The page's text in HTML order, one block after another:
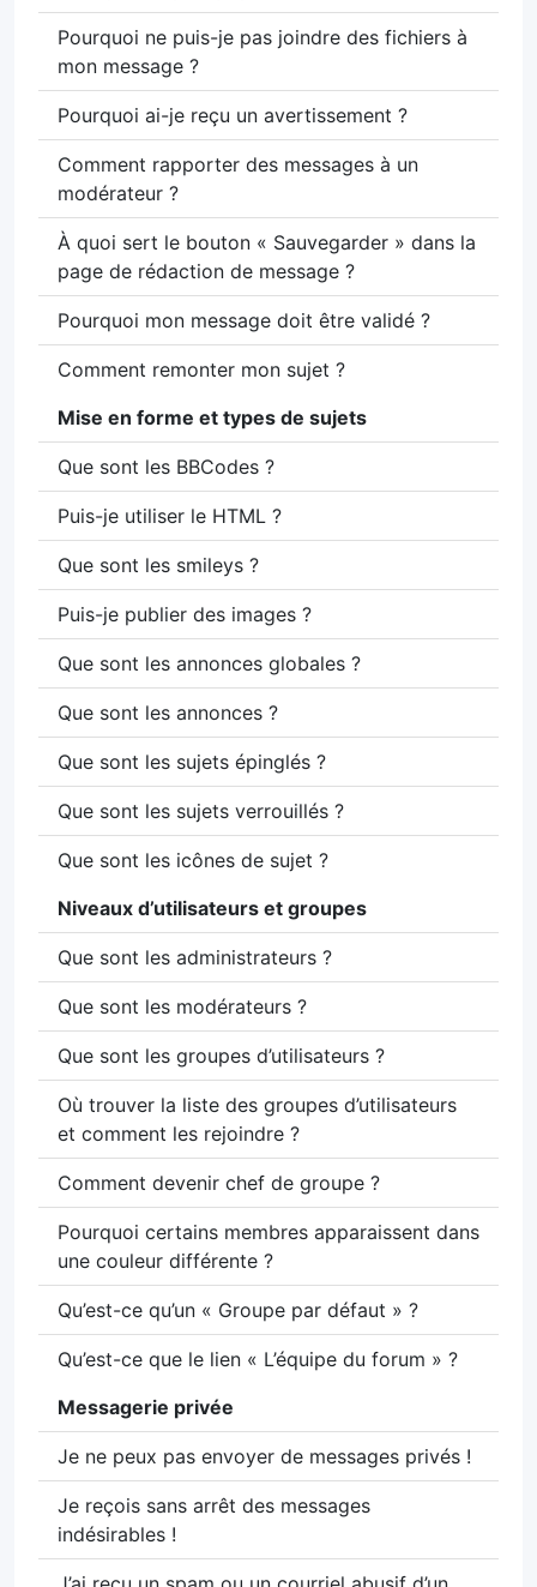
Pourquoi ne puis-je pas joindre des fichiers à
mon message ?
Pourquoi ai-je reçu un avertissement ?
Comment rapporter des messages à un
modérateur ?
À quoi sert le bouton « Sauvegarder » dans la
page de rédaction de message ?
Pourquoi mon message doit être validé ?
Comment remonter mon sujet ?
Mise en forme et types de sujets
Que sont les BBCodes ?
Puis-je utiliser le HTML ?
Que sont les smileys ?
Puis-je publier des images ?
Que sont les annonces globales ?
Que sont les annonces ?
Que sont les sujets épinglés ?
Que sont les sujets verrouillés ?
Que sont les icônes de sujet ?
Niveaux d’utilisateurs et groupes
Que sont les administrateurs ?
Que sont les modérateurs ?
Que sont les groupes d’utilisateurs ?
Où trouver la liste des groupes d’utilisateurs
et comment les rejoindre ?
Comment devenir chef de groupe ?
Pourquoi certains membres apparaissent dans
une couleur différente ?
Qu’est-ce qu’un « Groupe par défaut » ?
Qu’est-ce que le lien « L’équipe du forum » ?
Messagerie privée
Je ne peux pas envoyer de messages privés !
Je reçois sans arrêt des messages
indésirables !